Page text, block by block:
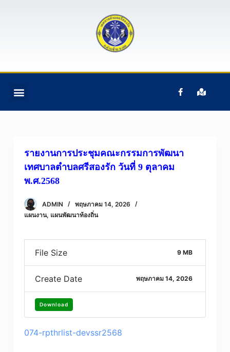
c
รายงานการประชุมคณะกรรมการพัฒนา
เทศบาลตำบลศรีสองรัก วันที่ 9 ตุลาคม
พ.ศ.2568
ADMIN
พฤษภาคม 14, 2026
แผนงาน, แผนพัฒนาท้องถิ่น
File Size 9 MB
Create Date พฤษภาคม 14, 2026
Download
074-rpthrlist-devssr2568